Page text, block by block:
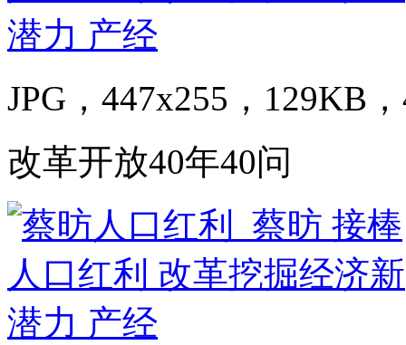
JPG，447x255，129KB
改革开放40年40问